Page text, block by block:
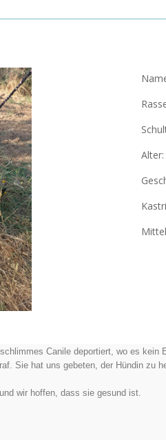
Canile deportiert, wo es
Sie hat uns gebeten, der Hündin zu
wir hoffen, dass sie gesund ist.